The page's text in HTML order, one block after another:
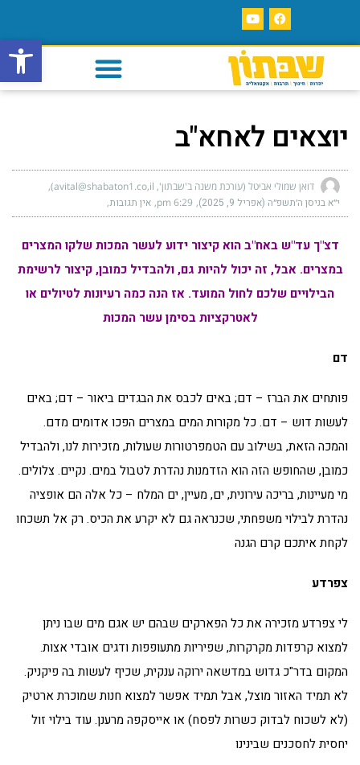
פתח
יוצאים לאחא"ב
דואן שמולי אביטל (עורכת משנה ב'שבתון', avital@shabaton1.co,il)
י״א בניסן ה׳תשפ״ה (אפריל 9, 2025) 6:29 pm אין תגובות
דצ"ך עד"ש באח"ב הוא קיצור ידוע לעשר המכות שלקו המצרים
במצרים. אבל, זה יכול להיות גם, ולהבדיל כמובן, קיצור לרשימת
הבילויים שלכם לחול המועד. אז הנה כמה רעיונות לטיולים או
לאטרקציות בסימן עשר המכות
דם
פותחים את הברז – דם; באים לכבס את הבגדים ביאור – דם; באים
לעשות דוש – דם. כל מקורות המים במצרים הפכו אדומים מדם.
והמכה הזאת, בשילוב עם הטמפרטורות שעולות, מזכירות לנו, ולהבדיל
כמובן, שהחופש הזה הוא הזדמנות נהדרת לטבול במים. נקיים. צלולים.
מי מעיינות, בריכה עירונית, ים, מעיין, ים המלח – כל אלה הם אופציה
נהדרת לבילוי משפחתי, שכנראה גם לא יקרע את הכיס. רק אל תשכחו
לקחת איתכם קרם הגנה
צפרדע
לי צפרדע מזכירה את כל הפארקים שבהם יש אגם מים שבו ניתן
למצוא קרפדות מקרקרות, שפיריות מתעופפות ודגים אובדי אצות.
המקום בדר"כ גדוש במדשאה ירוקה ענקית, שכיף לעשות בה פיקניק.
לא תמיד האזור מוצל, אבל תמיד אפשר למצוא חנות שמוכרת ארטיק
(לא לשכוח לבדוק כשרות לפסח) או אייסקפה מרענן. עוד בילוי זול
יחסית לחסכנים שבינינו